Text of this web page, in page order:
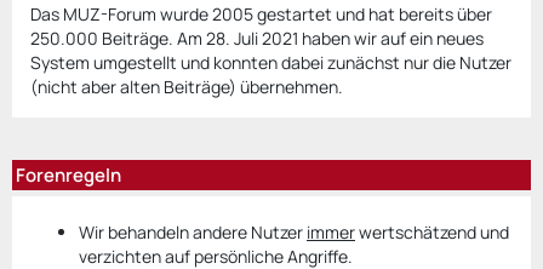
Das MUZ-Forum wurde 2005 gestartet und hat bereits über
250.000 Beiträge. Am 28. Juli 2021 haben wir auf ein neues
System umgestellt und konnten dabei zunächst nur die Nutzer
(nicht aber alten Beiträge) übernehmen.
Forenregeln
Wir behandeln andere Nutzer immerwertschätzend und
verzichten auf persönliche Angriffe.